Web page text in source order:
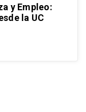
y Empleo:
la UC